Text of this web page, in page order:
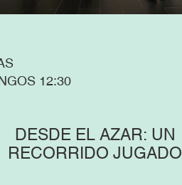
12:30
DESDE EL AZAR: UN
RECORRIDO JUGADO